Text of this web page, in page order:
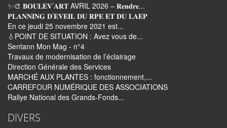
✨🎨 𝐁𝐎𝐔𝐋𝐄𝐕’𝐀𝐑𝐓 AVRIL 2026 – 𝐑𝐞𝐧𝐝𝐫𝐞...
𝐏𝐋𝐀𝐍𝐍𝐈𝐍𝐆 𝐃’𝐄𝐕𝐄𝐈𝐋 𝐃𝐔 𝐑𝐏𝐄 𝐄𝐓 𝐃𝐔 𝐋𝐀𝐄𝐏
En ce jeudi 25 novembre 2021 est...
💧POINT DE SITUATION : Avez vous de...
Sentann Mon Mag - n°4
Travaux de modernisation de l’éclairage
Direction Générale des Services
MARCHÉ AUX PLANTES : fonctionnement,...
CARREFOUR NUMÉRIQUE DES ASSOCIATIONS
Rallye National des Grands-Fonds...
DIVERS